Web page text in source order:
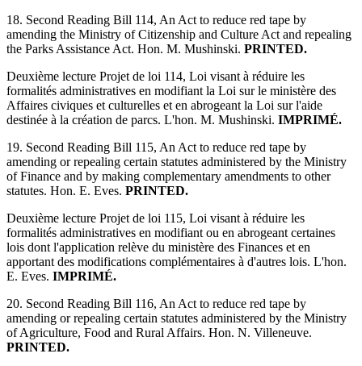
18. Second Reading Bill 114, An Act to reduce red tape by
amending the Ministry of Citizenship and Culture Act and repealing
the Parks Assistance Act. Hon. M. Mushinski. PRINTED.
Deuxième lecture Projet de loi 114, Loi visant à réduire les
formalités administratives en modifiant la Loi sur le ministère des
Affaires civiques et culturelles et en abrogeant la Loi sur l'aide
destinée à la création de parcs. L'hon. M. Mushinski. IMPRIMÉ.
19. Second Reading Bill 115, An Act to reduce red tape by
amending or repealing certain statutes administered by the Ministry
of Finance and by making complementary amendments to other
statutes. Hon. E. Eves. PRINTED.
Deuxième lecture Projet de loi 115, Loi visant à réduire les
formalités administratives en modifiant ou en abrogeant certaines
lois dont l'application relève du ministère des Finances et en
apportant des modifications complémentaires à d'autres lois. L'hon.
E. Eves. IMPRIMÉ.
20. Second Reading Bill 116, An Act to reduce red tape by
amending or repealing certain statutes administered by the Ministry
of Agriculture, Food and Rural Affairs. Hon. N. Villeneuve.
PRINTED.